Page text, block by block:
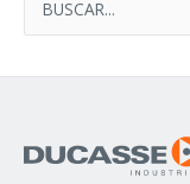
S
A